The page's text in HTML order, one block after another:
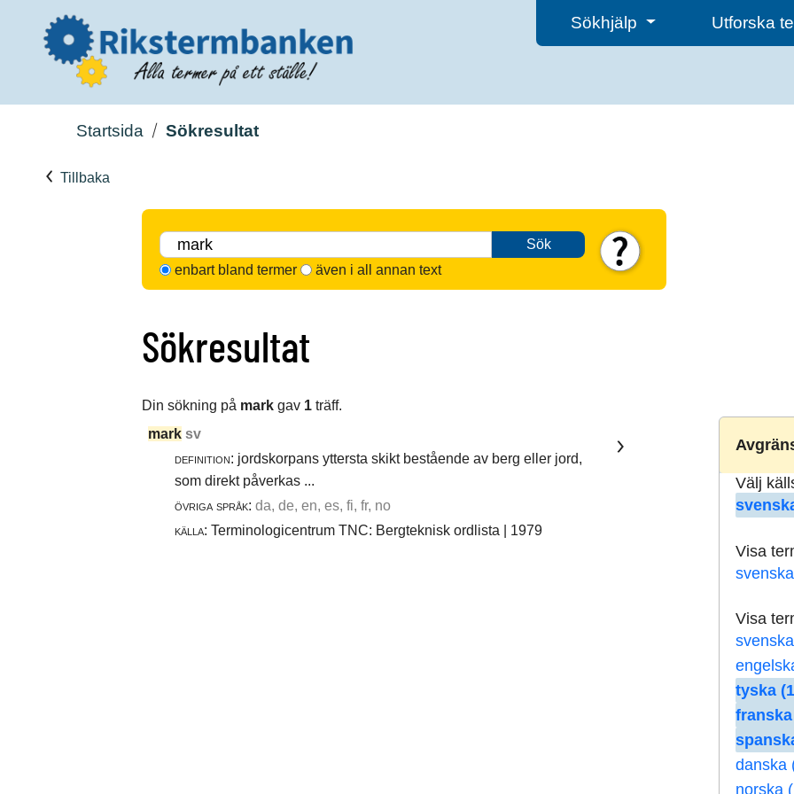
Sökhjälp Utforska
Startsida Sökresultat
Tillbaka
Sök
enbart bland termer
även i all annan text
Sökresultat
Din sökning på mark gav 1 träff.
Välj
Visa
Visa
tyska
franska
danska
norska
mark sv
definition: jordskorpans yttersta skikt bestående av berg eller jord,
som direkt påverkas ...
övriga språk: da, de, en, es, fi, fr, no
källa: Terminologicentrum TNC: Bergteknisk ordlista | 1979